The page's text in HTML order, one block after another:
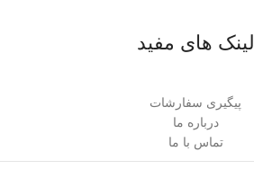
لینک های مفید
پیگیری سفارشات
درباره ما
تماس با ما